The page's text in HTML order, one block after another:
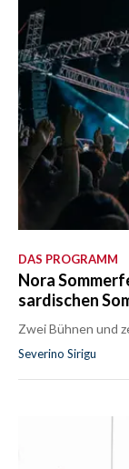
DAS PROGRAMM
Nora
sardischen
Zwei Bühnen und
Severino Sirigu